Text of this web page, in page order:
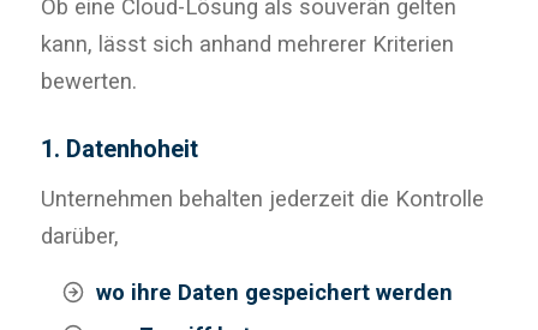
Ob eine Cloud-Lösung als souverän gelten
kann, lässt sich anhand mehrerer Kriterien
bewerten.
1. Datenhoheit
Unternehmen behalten jederzeit die Kontrolle
darüber,
wo ihre Daten gespeichert werden